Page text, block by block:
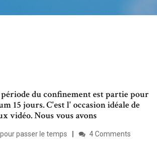
période du confinement est partie pour
15 jours. C'est l' occasion idéale de
vidéo. Nous vous avons
passer le temps 4 Comments